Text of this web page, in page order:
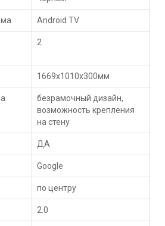
Android TV
2
1669x1010x300мм
безрамочный дизайн,
возможность крепления
на стену
ДА
Google
по центру
2.0